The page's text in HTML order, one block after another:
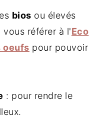
bios ou élevés
vous référer à l'Eco
oeufs pour pouvoir
: pour rendre le